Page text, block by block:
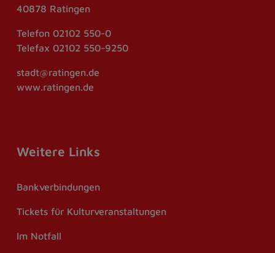
40878 Ratingen
Telefon 02102 550-0
Telefax 02102 550-9250
stadt@ratingen.de
www.ratingen.de
Weitere Links
Bankverbindungen
Tickets für Kulturveranstaltungen
Im Notfall